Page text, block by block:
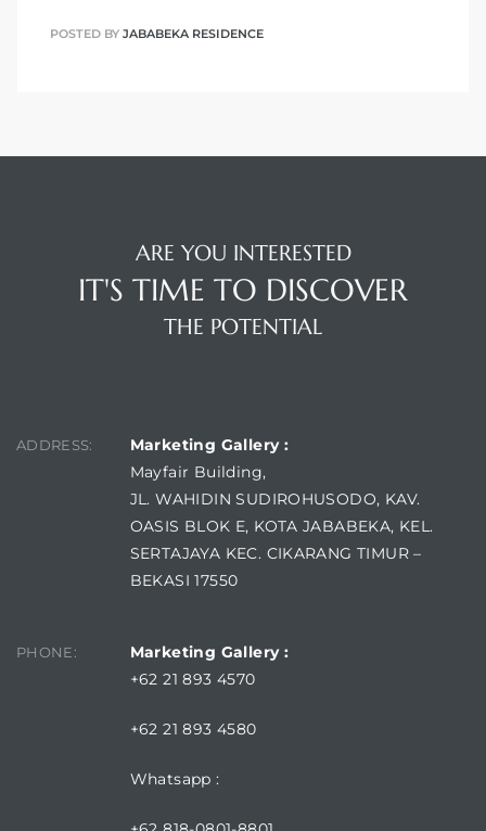
POSTED BY JABABEKA RESIDENCE
ARE YOU INTERESTED
IT'S TIME TO DISCOVER
THE POTENTIAL
ADDRESS:
Marketing Gallery :
Mayfair Building,
JL. WAHIDIN SUDIROHUSODO, KAV.
OASIS BLOK E, KOTA JABABEKA, KEL.
SERTAJAYA KEC. CIKARANG TIMUR –
BEKASI 17550
PHONE:
Marketing Gallery :
+62 21 893 4570
+62 21 893 4580
Whatsapp :